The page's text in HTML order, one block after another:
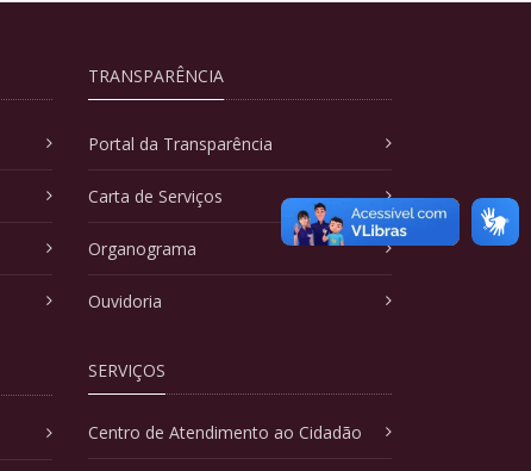
TRANSPARÊNCIA
Portal da Transparência
Carta de Serviços
Organograma
Ouvidoria
SERVIÇOS
Centro de Atendimento ao Cidadão